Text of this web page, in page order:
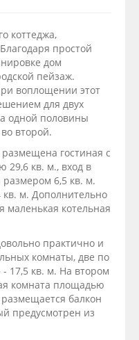
коттеджа,
простой
дом
пейзаж.
воплощении этот
для двух
одной половины
второй.
гостиная с
кв. м., вход в
размером 6,5 кв. м.
кв. м. Дополнительно
маленькая котельная
практично и
комнаты, две по
- 17,5 кв. м. На втором
комната площадью
балкон
предусмотрен из